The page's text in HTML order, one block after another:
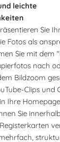
leichte
Sie
Fotos als
Sie mit dem
nach
Bildzoom
Clips und
Ihre
Sie